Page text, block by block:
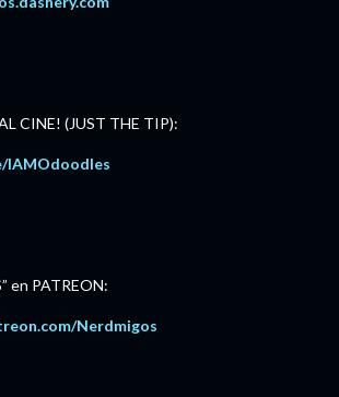
CINE! (JUST THE TIP):
IAMOdoodles⁠
en PATREON:
Nerdmigos⁠